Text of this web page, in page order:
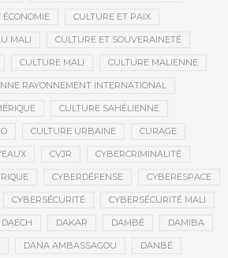
ÉCONOMIE CULTURE ET PAIX
MALI CULTURE ET SOUVERAINETÉ
CULTURE MALI CULTURE MALIENNE
RAYONNEMENT INTERNATIONAL
CULTURE SAHÉLIENNE
CULTURE URBAINE CURAGE
CVJR CYBERCRIMINALITÉ
CYBERDÉFENSE CYBERESPACE
CYBERSÉCURITÉ CYBERSÉCURITÉ MALI
DAECH DAKAR DAMBÉ DAMIBA
DANA AMBASSAGOU DANBÉ